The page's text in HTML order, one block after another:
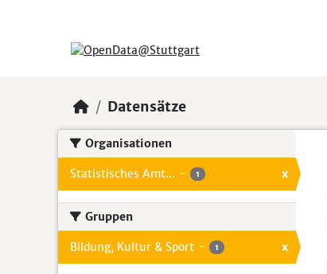
Datensätze
Organisationen
Statistisches Amt... - 1 x
Gruppen
Bildung, Kultur & Sport - 1 x